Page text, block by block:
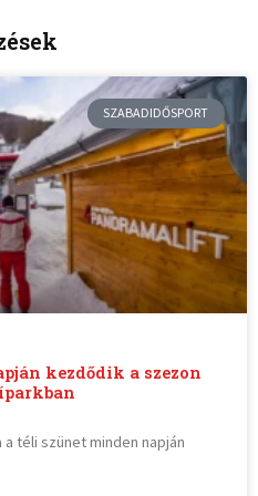
SZABADIDŐSPORT
kezdődik a szezon
téli szünet minden napján